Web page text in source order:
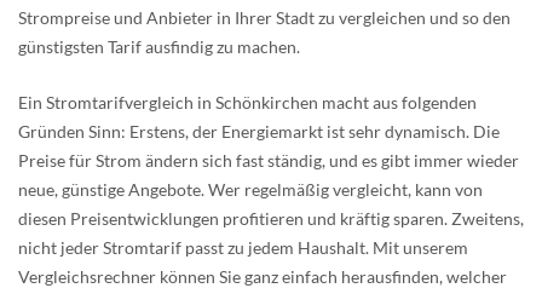
Strompreise und Anbieter in Ihrer Stadt zu vergleichen und so den
günstigsten Tarif ausfindig zu machen.
Ein Stromtarifvergleich in Schönkirchen macht aus folgenden
Gründen Sinn: Erstens, der Energiemarkt ist sehr dynamisch. Die
Preise für Strom ändern sich fast ständig, und es gibt immer wieder
neue, günstige Angebote. Wer regelmäßig vergleicht, kann von
diesen Preisentwicklungen profitieren und kräftig sparen. Zweitens,
nicht jeder Stromtarif passt zu jedem Haushalt. Mit unserem
Vergleichsrechner können Sie ganz einfach herausfinden, welcher